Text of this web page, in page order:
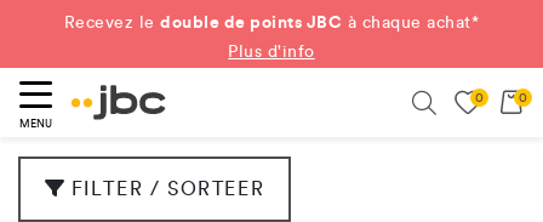
Recevez ledouble de points JBC à chaque achat*
Plus d'info
MENU
0 0
FILTER / SORTEER